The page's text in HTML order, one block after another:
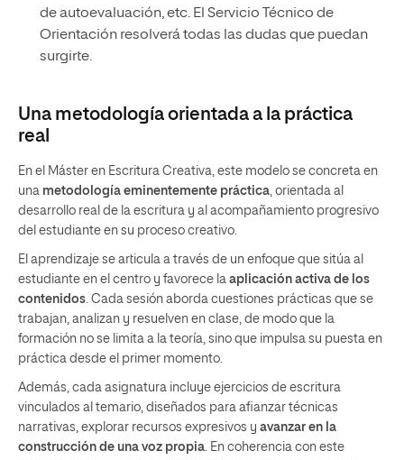
de autoevaluación, etc. El Servicio Técnico de
Orientación resolverá todas las dudas que puedan
surgirte.
Una metodología orientada a la práctica
real
En el Máster en Escritura Creativa, este modelo se concreta en
una metodología eminentemente práctica, orientada al
desarrollo real de la escritura y al acompañamiento progresivo
del estudiante en su proceso creativo.
El aprendizaje se articula a través de un enfoque que sitúa al
estudiante en el centro y favorece la aplicación activa de los
contenidos. Cada sesión aborda cuestiones prácticas que se
trabajan, analizan y resuelven en clase, de modo que la
formación no se limita a la teoría, sino que impulsa su puesta en
práctica desde el primer momento.
Además, cada asignatura incluye ejercicios de escritura
vinculados al temario, diseñados para afianzar técnicas
narrativas, explorar recursos expresivos y avanzar en la
construcción de una voz propia. En coherencia con este